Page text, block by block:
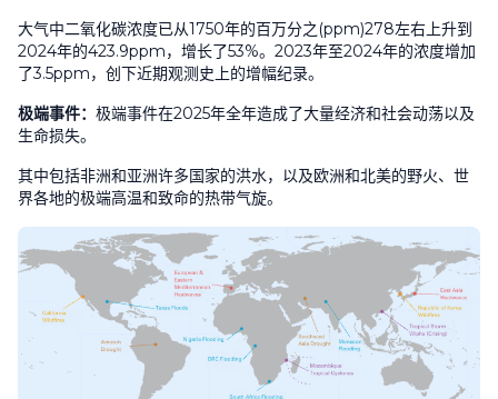
大气中二氧化碳浓度已从1750年的百万分之 (ppm)278左右上升到
2024年的423.9ppm，增长了53%。 2023年至2024年的浓度增加
了3.5ppm，创下近期观测史上的增幅纪录。
极端事件： 极端事件在2025年全年造成了大量经济和社会动荡以及
生命损失。
其中包括非洲和亚洲许多国家的洪水，以及欧洲和北美的野火、世
界各地的极端高温和致命的热带气旋。